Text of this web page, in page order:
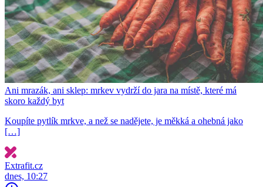
Ani mrazák, ani sklep: mrkev vydrží do jara na místě, které má
skoro každý byt
Koupíte pytlík mrkve, a než se nadějete, je měkká a ohebná jako
[…]
Extrafit.cz
dnes, 10:27